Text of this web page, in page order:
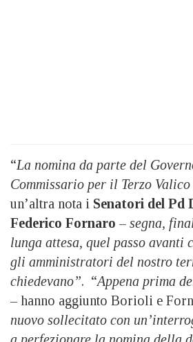
“La nomina da parte del
Commissario per il Terzo Valico
un’altra nota i Senatori del Pd
Federico Fornaro – segna,
lunga attesa, quel passo avanti
gli amministratori del nostro
chiedevano”. “Appena prima
– hanno aggiunto Borioli e
nuovo sollecitato con